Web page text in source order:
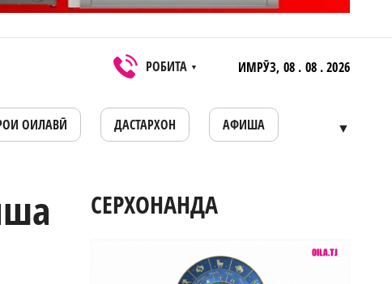
РОБИТА ▼ ИМРӮЗ, 08 . 08 . 2026
ОИЛАВӢ ДАСТАРХОН АФИША ▼
СЕРХОНАНДА